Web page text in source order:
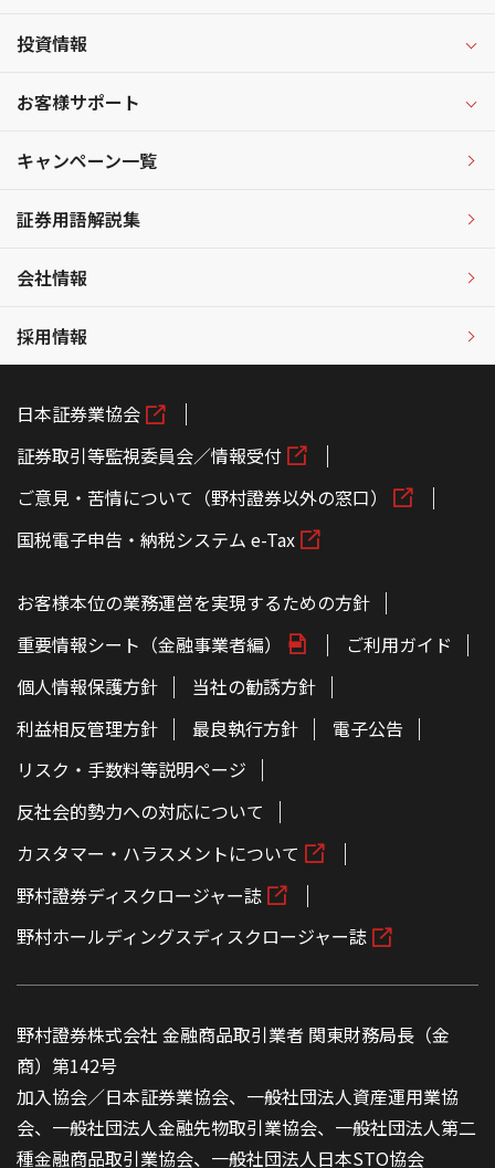
投資情報
お客様サポート
キャンペーン一覧
証券用語解説集
会社情報
採用情報
日本証券業協会
証券取引等監視委員会／情報受付
ご意見・苦情について（野村證券以外の窓口）
国税電子申告・納税システム e-Tax
お客様本位の業務運営を実現するための方針
重要情報シート（金融事業者編）
ご利用ガイド
個人情報保護方針
当社の勧誘方針
利益相反管理方針
最良執行方針
電子公告
リスク・手数料等説明ページ
反社会的勢力への対応について
カスタマー・ハラスメントについて
野村證券ディスクロージャー誌
野村ホールディングスディスクロージャー誌
野村證券株式会社 金融商品取引業者 関東財務局長（金
商）第142号
加入協会／日本証券業協会、一般社団法人資産運用業協
会、一般社団法人金融先物取引業協会、一般社団法人第二
種金融商品取引業協会、一般社団法人日本STO協会